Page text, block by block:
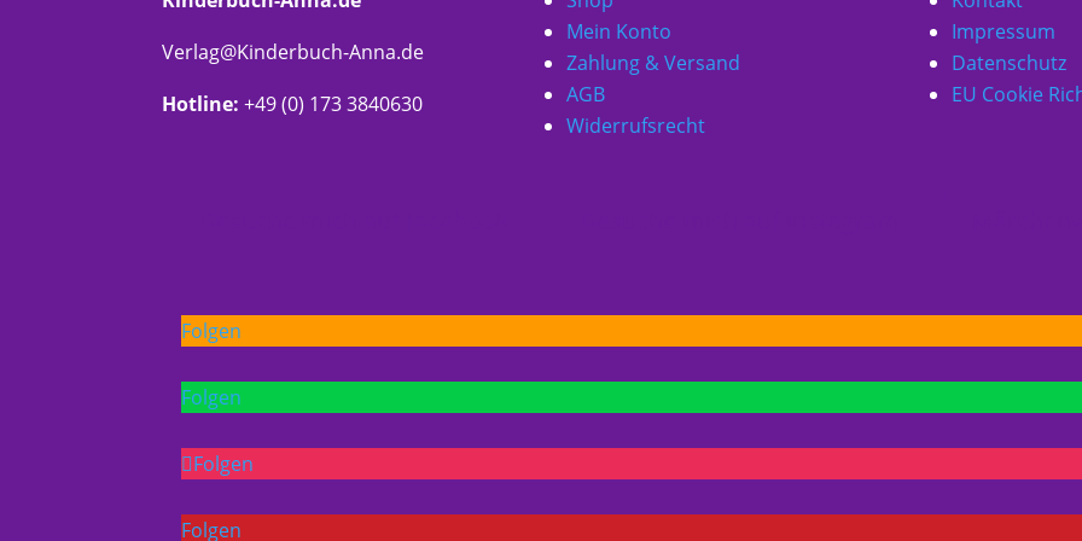
Verlag@Kinderbuch-Anna.de
Hotline: +49 (0) 173 3840630
Mein Konto
Zahlung & Versand
AGB
Widerrufsrecht
Impressum
Datenschutz
EU Cookie
Folgen
Folgen
Folgen
Folgen